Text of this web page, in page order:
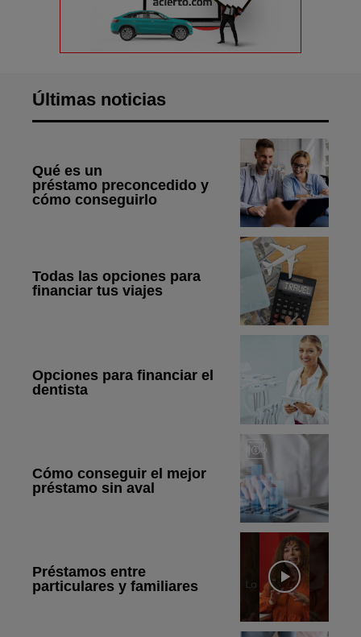
Últimas noticias
Qué es un
préstamo preconcedido y
cómo conseguirlo
Todas las opciones para
financiar tus viajes
Opciones para financiar el
dentista
Cómo conseguir el mejor
préstamo sin aval
Préstamos entre
particulares y familiares